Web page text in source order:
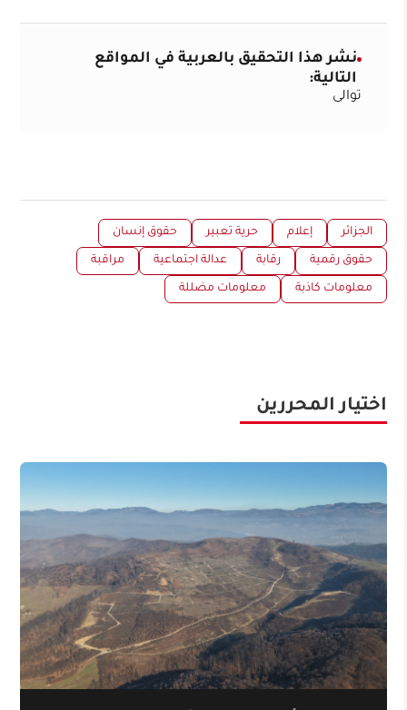
نشر هذا التحقيق بالعربية في المواقع
التالية:
توالى
الجزائر إعلام حرية تعبير حقوق إنسان
حقوق رقمية رقابة عدالة اجتماعية مراقبة
معلومات كاذبة معلومات مضللة
اختيار المحررين